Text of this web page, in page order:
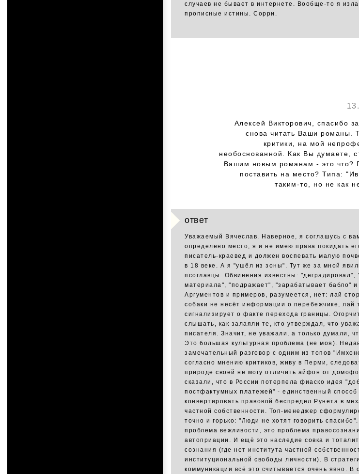
случаев не бывает в интернете. Вообще-то я
прописные истины. Сорри.
Алексей Викторович, спасибо
снова читать Ваши романы.
критики, на мой
необоснованной. Как Вы думаете,
Вашим новым романам - это что?
поставить на место? Типа:
таким-то, но не как
ответ
Уважаемый Вячеслав. Наверное, я соглашусь с
определено место, я и не имею права покидать
писатель-краевед и должен воспевать малую
в 18 веке. А я "ушёл из зоны". Тут же за мной
псоглавцы. Обвинения известны: "деградировал",
материала", "подражает", "зарабатывает бабло" и
Аргументов и примеров, разумеется, нет: лай
собаки не несёт информации о перебежчике, лай
сигнализирует о факте перехода границы.
слышать, как залаяли те, кто утверждал, что
писателя. Значит, не уважали, а только думали,
Это большая культурная проблема (не моя).
замечательный разговор с одним из топов
согласно мнению критиков, живу в Перми,
природе своей не могу отличить айфон от
сказали, что в России потерпела фиаско идея
постфактумных платежей" - единственный способ
конвертировать правовой беспредел Рунета в
частной собственности. Топ-менеджер
точно и горько: "Люди не хотят говорить
проблема вежливости, это проблема
автоприации. И ещё это наследие совка и
сознания (где нет института частной
институциональной свободы личности). В
коммуникации всё это считывается очень явно. В